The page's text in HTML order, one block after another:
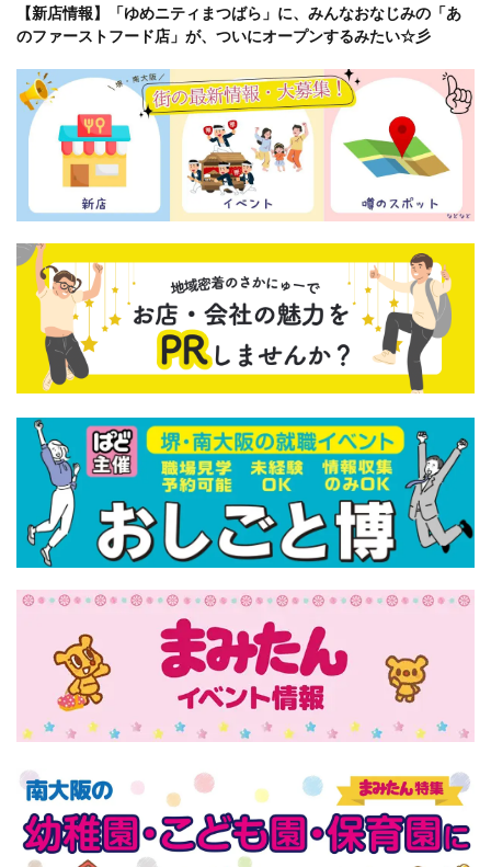
【新店情報】「ゆめニティまつばら」に、みんなおなじみの「あ
のファーストフード店」が、ついにオープンするみたい☆彡